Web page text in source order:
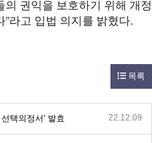
권익을 보호하기 위해 개정
라고 입법 의지를 밝혔다.
목록
택의정서’ 발효 22.12.09